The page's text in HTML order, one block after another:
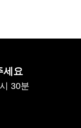
세요
30분